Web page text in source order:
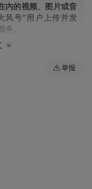
内的视频、图片或音
风号”用户上传并发
。
the videos,
and posted
is a social media
storage
举报